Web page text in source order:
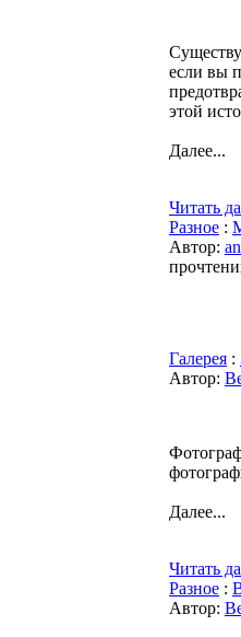
если вы
этой
Далее...
Читать
Разное :
Автор:
Галерея :
Автор:
Далее...
Читать
Разное :
Автор: